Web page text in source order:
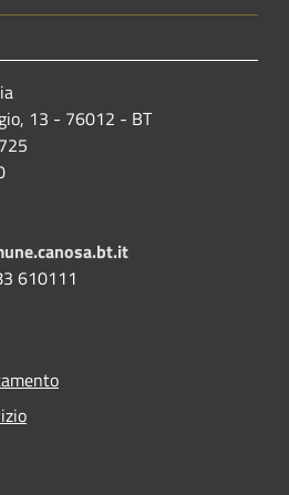
13 - 76012 - BT
610111